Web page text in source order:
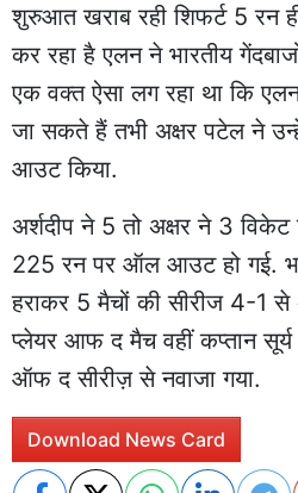
शुरुआत खराब रही शिफर्ट 5 रन
कर रहा है एलन ने भारतीय
एक वक्त ऐसा लग रहा था कि
जा सकते हैं तभी अक्षर पटेल ने
आउट किया.
अर्शदीप ने 5 तो अक्षर ने 3 विकेट
225 रन पर ऑल आउट हो गई.
हराकर 5 मैचों की सीरीज 4-1
प्लेयर आफ द मैच वहीं कप्तान सूर्य
ऑफ द सीरीज़ से नवाजा गया.
Download News Card